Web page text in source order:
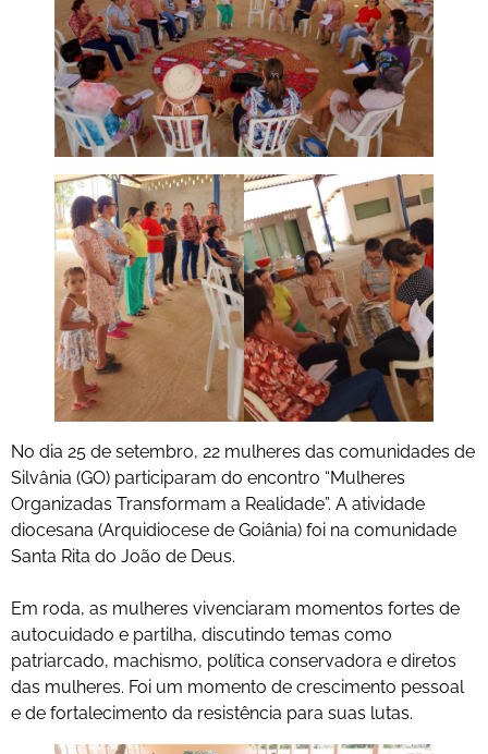
No dia 25 de setembro, 22 mulheres das comunidades de
Silvânia (GO) participaram do encontro “Mulheres
Organizadas Transformam a Realidade”. A atividade
diocesana (Arquidiocese de Goiânia) foi na comunidade
Santa Rita do João de Deus.
Em roda, as mulheres vivenciaram momentos fortes de
autocuidado e partilha, discutindo temas como
patriarcado, machismo, política conservadora e diretos
das mulheres. Foi um momento de crescimento pessoal
e de fortalecimento da resistência para suas lutas.